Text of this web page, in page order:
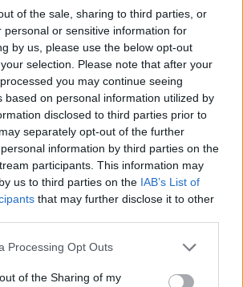
of the sale, sharing to third parties, or
personal or sensitive information for
by us, please use the below opt-out
selection. Please note that after your
you may continue seeing
based on personal information utilized by
disclosed to third parties prior to
separately opt-out of the further
information by third parties on the
participants. This information may
us to third parties on the IAB’s List of
that may further disclose it to other
website/app uses one or more Google
or usage behaviour. You may click to
Processing Opt Outs
of the Sharing of my